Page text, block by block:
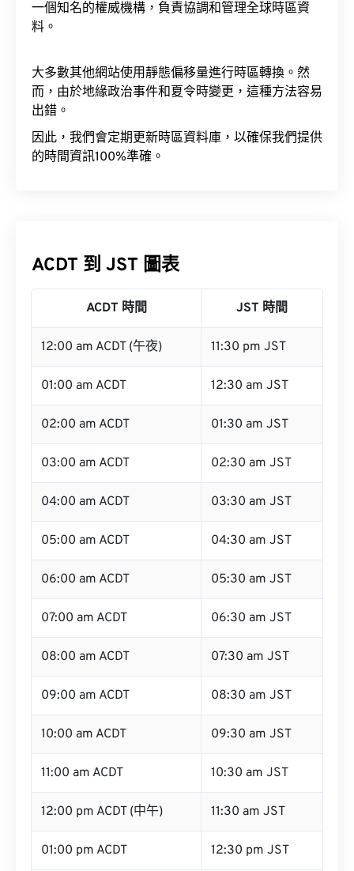
一個知名的權威機構，負責協調和管理全球時區資
料。
大多數其他網站使用靜態偏移量進行時區轉換。然
而，由於地緣政治事件和夏令時變更，這種方法容易
出錯。
因此，我們會定期更新時區資料庫，以確保我們提供
的時間資訊100%準確。
ACDT 到 JST 圖表
ACDT 時間 JST 時間
12:00 am ACDT (午夜) 11:30 pm JST
01:00 am ACDT 12:30 am JST
02:00 am ACDT 01:30 am JST
03:00 am ACDT 02:30 am JST
04:00 am ACDT 03:30 am JST
05:00 am ACDT 04:30 am JST
06:00 am ACDT 05:30 am JST
07:00 am ACDT 06:30 am JST
08:00 am ACDT 07:30 am JST
09:00 am ACDT 08:30 am JST
10:00 am ACDT 09:30 am JST
11:00 am ACDT 10:30 am JST
12:00 pm ACDT (中午) 11:30 am JST
01:00 pm ACDT 12:30 pm JST